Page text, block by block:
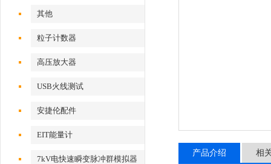
其他
粒子计数器
高压放大器
USB火线测试
安捷伦配件
EIT能量计
7kV电快速瞬变脉冲群模拟器
产品介绍 相